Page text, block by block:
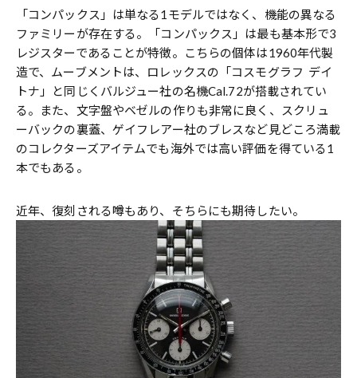
「コンパックス」は単なる1モデルではなく、機能の異なる
ファミリーが存在する。「コンパックス」は最も基本形で3
レジスターであることが特徴。こちらの個体は1960年代製
造で、ムーブメントは、ロレックスの「コスモグラフ デイ
トナ」と同じくバルジュー社の名機Cal.72が搭載されてい
る。また、文字盤やベゼルの作りも非常に良く、スクリュ
ーバックの裏蓋、ゲイフレアー社のブレスなど見どころ満載
のコレクターズアイテムでも海外では高い評価を得ている1
本でもある。
近年、復刻される噂もあり、そちらにも期待したい。